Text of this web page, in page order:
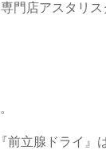
店アスタリ
立腺ドライ